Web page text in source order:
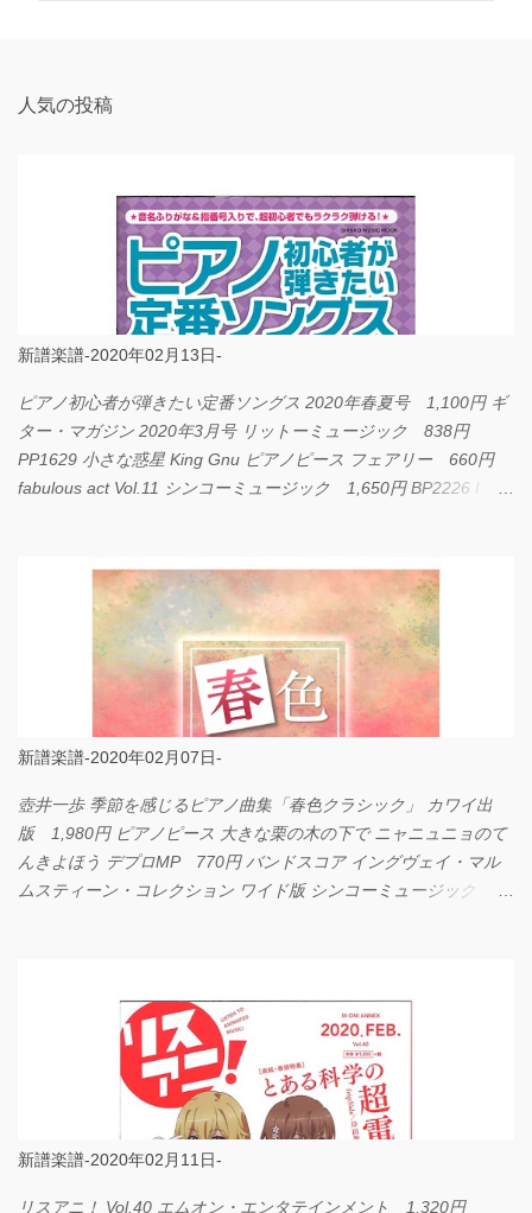
人気の投稿
新譜楽譜-2020年02月13日-
ピアノ初心者が弾きたい定番ソングス 2020年春夏号 1,100円 ギ
ター・マガジン 2020年3月号 リットーミュージック 838円
PP1629 小さな惑星 King Gnu ピアノピース フェアリー 660円
fabulous act Vol.11 シンコーミュージック 1,650円 BP2226 I
新譜楽譜-2020年02月07日-
壺井一歩 季節を感じるピアノ曲集「春色クラシック」 カワイ出
版 1,980円 ピアノピース 大きな栗の木の下で ニャニュニョのて
んきよほう デプロMP 770円 バンドスコア イングヴェイ・マル
ムスティーン・コレクション ワイド版 シンコーミュージック
新譜楽譜-2020年02月11日-
リスアニ！ Vol.40 エムオン・エンタテインメント 1,320円